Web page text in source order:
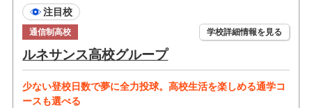
注目校
通信制高校 学校詳細情報を見る
ルネサンス高校グループ
少ない登校日数で夢に全力投球。高校生活を楽しめる通学コ
ースも選べる